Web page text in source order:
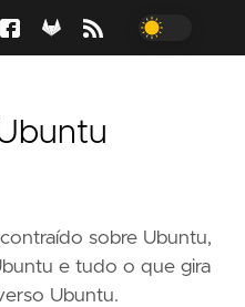
sobre Ubuntu,
e tudo o que gira
Ubuntu.